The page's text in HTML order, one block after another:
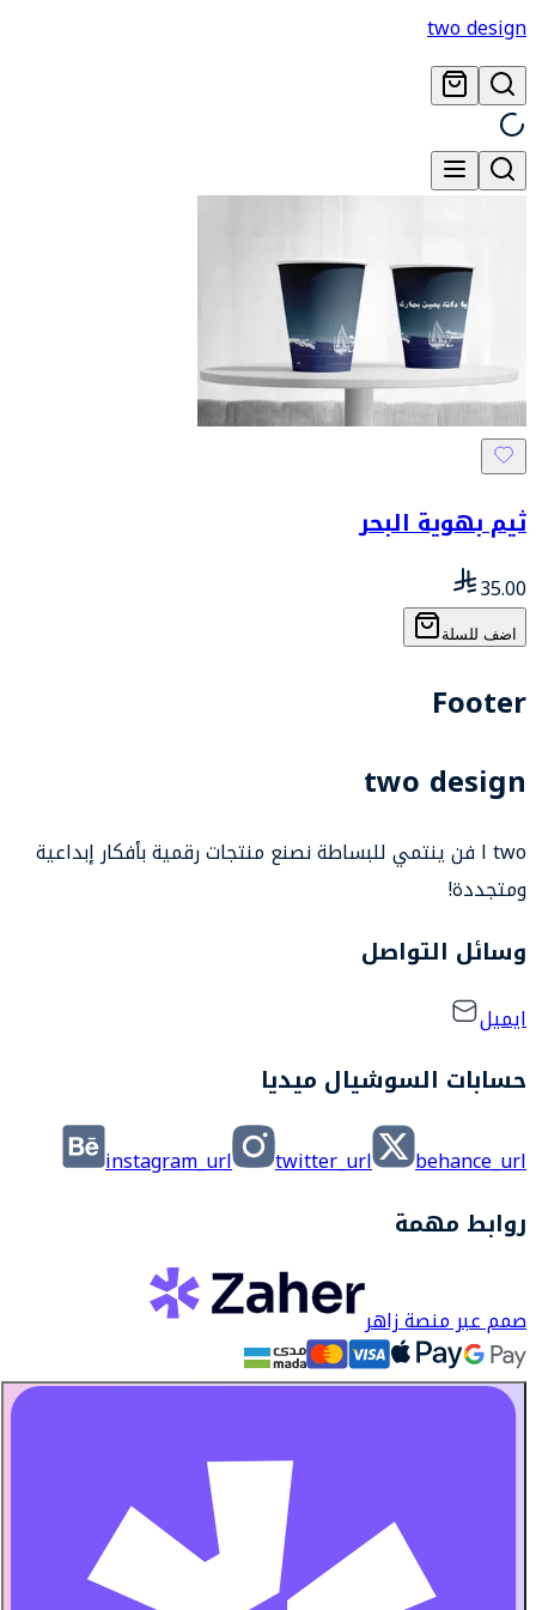
two design
ثيم بهوية البحر
35.00
اضف للسلة
Footer
two design
two ا فن ينتمي للبساطة نصنع منتجات رقمية بأفكار إبداعية
ومتجددة!
وسائل التواصل
ايميل
حسابات السوشيال ميديا
instagram_url twitter_url behance_url
روابط مهمة
صمم عبر منصة زاهر